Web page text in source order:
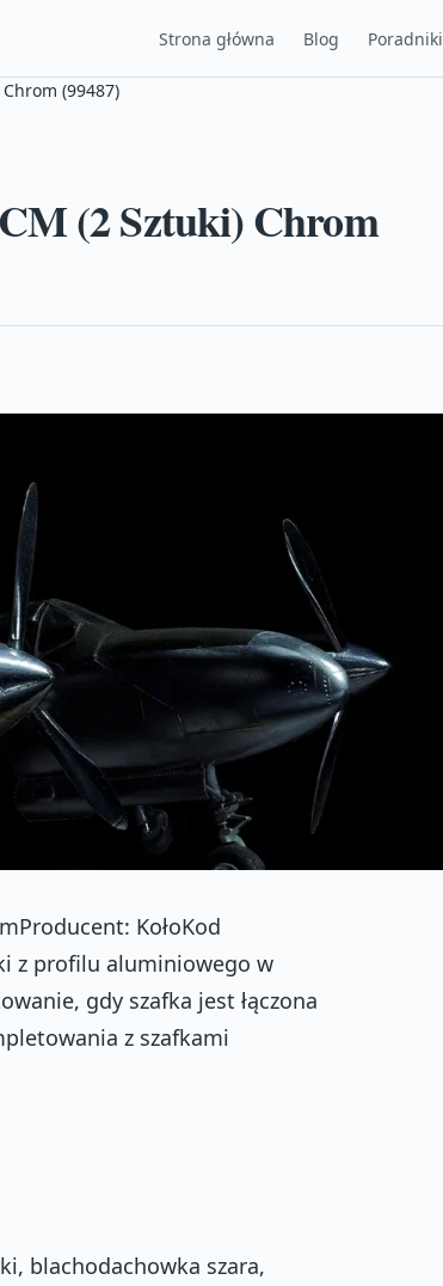
Strona główna Blog Poradniki
(99487)
(2 Sztuki) Chrom
KołoKod
z profilu aluminiowego w
gdy szafka jest łączona
z szafkami
blachodachowka szara,